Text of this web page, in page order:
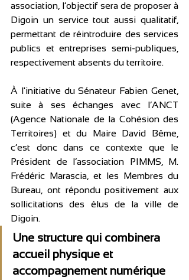
association, l’objectif sera de proposer à
Digoin un service tout aussi qualitatif,
permettant de réintroduire des services
publics et entreprises semi-publiques,
respectivement absents du territoire.
À l'initiative du Sénateur Fabien Genet,
suite à ses échanges avec l’ANCT
(Agence Nationale de la Cohésion des
Territoires) et du Maire David Bême,
c’est donc dans ce contexte que le
Président de l’association PIMMS, M.
Frédéric Marascia, et les Membres du
Bureau, ont répondu positivement aux
sollicitations des élus de la ville de
Digoin.
Une structure qui combinera
accueil physique et
accompagnement numérique